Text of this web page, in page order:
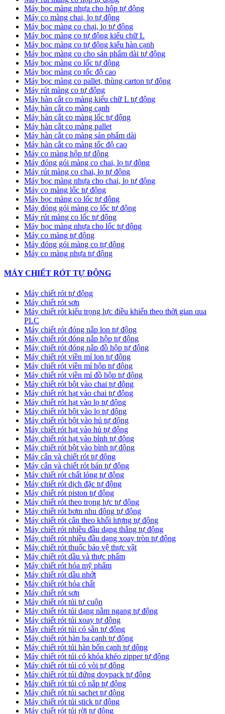
Máy bọc màng nhựa cho hộp tự động
Máy co màng chai, lọ tự động
Máy bọc màng co chại, lọ tự động
Máy bọc màng co tự động kiểu chữ L
Máy bọc màng co tự động kiểu hàn cạnh
Máy bọc màng co cho sản phẩm dài tự động
Máy bọc màng co lốc tự động
​Máy bọc màng co tốc độ cao
Máy bọc màng co pallet, thùng carton tự động
​Máy rút màng co tự động
​Máy hàn cắt co màng kiểu chữ L tự động
​Máy hàn cắt co màng cạnh
​Máy hàn cắt co màng lốc tự động
​Máy hàn cắt co màng pallet
​Máy hàn cắt co màng sản phẩm dài
​Máy hàn cắt co màng tốc độ cao
Máy co màng hộp tự động
Máy đóng gói màng co chai, lọ tự động
Máy rút màng co chai, lọ tự động
Máy bọc màng nhựa cho chai, lọ tự động
Máy co màng lốc tự động
Máy bọc màng co lốc tự động
Máy đóng gói màng co lốc tự động
Máy rút màng co lốc tự động
Máy bọc màng nhựa cho lốc tự động
Máy co màng tự động
Máy đóng gói màng co tự động
Máy co màng nhựa tự động
MÁY CHIẾT RÓT TỰ ĐỘNG
Máy chiết rót tự động
Máy chiết rót sơn
Máy chiết rót kiểu trọng lực điều khiển theo thời gian qua
PLC
Máy chiết rót đóng nắp lon tự động
Máy chiết rót đóng nắp hộp tự động
Máy chiết rót đóng nắp đồ hộp tự động
Máy chiết rót viền mí lon tự động
Máy chiết rót viền mí hộp tự động
Máy chiết rót viền mí đồ hộp tự động
Máy chiết rót bột vào chai tự động
Máy chiết rót hạt vào chai tự động
Máy chiết rót hạt vào lọ tự động
Máy chiết rót bột vào lọ tự động
Máy chiết rót bột vào hủ tự động
Máy chiết rót hạt vào hủ tự động
Máy chiết rót hạt vào bình tự động
Máy chiết rót bột vào bình tự động
Máy cân và chiết rót tự động
Máy cân và chiết rót bán tự động
​Máy chiết rót chất lỏng tự động
​Máy chiết rót dịch đặc tự động
Máy chiết rót piston tự động
Máy chiết rót theo trọng lực tự động
​Máy chiết rót bơm nhu động tự động
Máy chiết rót cân theo khối lượng tự động
​Máy chiết rót nhiều đầu dạng thẳng tự động
​Máy chiết rót nhiều đầu dạng xoay tròn tự động
Máy chiết rót thuốc bảo vệ thực vật
Máy chiết rót dầu và thực phẩm
Máy chiết rót hóa mỹ phẩm
Máy chiết rót dầu nhớt
Máy chiết rót hóa chất
Máy chiết rót sơn
Máy chiết rót túi tự cuộn
Máy chiết rót túi dạng nằm ngang tự động
Máy chiết rót túi xoay tự động
Máy chiết rót túi có sẵn tự động
Máy chiết rót hàn ba cạnh tự động
Máy chiết rót túi hàn bốn cạnh tự dộng
Máy chiết rót túi có khóa khéo zipper tự động
Máy chiết rót túi có vòi tự động
Máy chiết rót túi đứng doypack tự động
Máy chiết rót túi có nắp tự động
Máy chiết rót túi sachet tự động
Máy chiết rót túi stick tự động
Máy chiết rót túi rời tự động